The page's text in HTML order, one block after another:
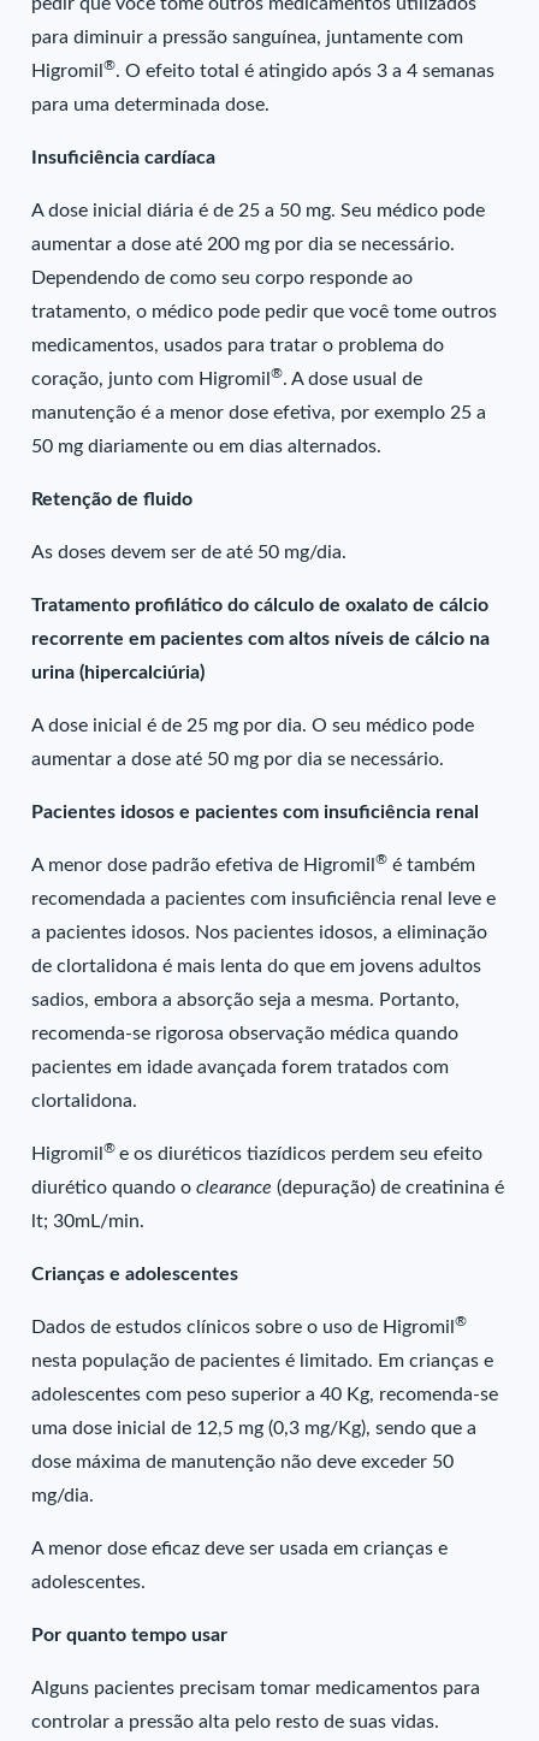
para diminuir a pressão sanguínea, juntamente com
Higromil®. O efeito total é atingido após 3 a 4 semanas
para uma determinada dose.
Insuficiência cardíaca
A dose inicial diária é de 25 a 50 mg. Seu médico pode
aumentar a dose até 200 mg por dia se necessário.
Dependendo de como seu corpo responde ao
tratamento, o médico pode pedir que você tome outros
medicamentos, usados para tratar o problema do
coração, junto com Higromil®. A dose usual de
manutenção é a menor dose efetiva, por exemplo 25 a
50 mg diariamente ou em dias alternados.
Retenção de fluido
As doses devem ser de até 50 mg/dia.
Tratamento profilático do cálculo de oxalato de cálcio
recorrente em pacientes com altos níveis de cálcio na
urina (hipercalciúria)
A dose inicial é de 25 mg por dia. O seu médico pode
aumentar a dose até 50 mg por dia se necessário.
Pacientes idosos e pacientes com insuficiência renal
A menor dose padrão efetiva de Higromil® é também
recomendada a pacientes com insuficiência renal leve e
a pacientes idosos. Nos pacientes idosos, a eliminação
de clortalidona é mais lenta do que em jovens adultos
sadios, embora a absorção seja a mesma. Portanto,
recomenda-se rigorosa observação médica quando
pacientes em idade avançada forem tratados com
clortalidona.
Higromil® e os diuréticos tiazídicos perdem seu efeito
diurético quando oclearance (depuração) de creatinina é
lt; 30mL/min.
Crianças e adolescentes
Dados de estudos clínicos sobre o uso de Higromil®
nesta população de pacientes é limitado. Em crianças e
adolescentes com peso superior a 40 Kg, recomenda-se
uma dose inicial de 12,5 mg (0,3 mg/Kg), sendo que a
dose máxima de manutenção não deve exceder 50
mg/dia.
A menor dose eficaz deve ser usada em crianças e
adolescentes.
Por quanto tempo usar
Alguns pacientes precisam tomar medicamentos para
controlar a pressão alta pelo resto de suas vidas.